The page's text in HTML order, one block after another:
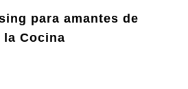
para amantes de
la Cocina